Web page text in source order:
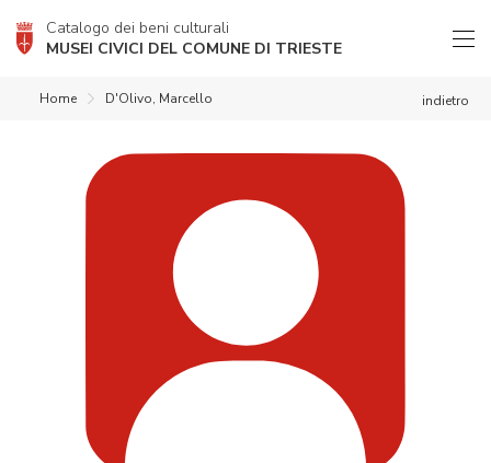
Catalogo dei beni culturali
MUSEI CIVICI DEL COMUNE DI TRIESTE
indietro
Home D'Olivo, Marcello